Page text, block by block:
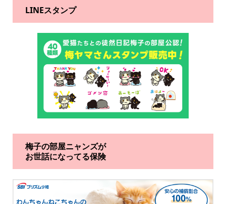
LINEスタンプ
梅子の部屋ニャンズが
お世話になってる保険